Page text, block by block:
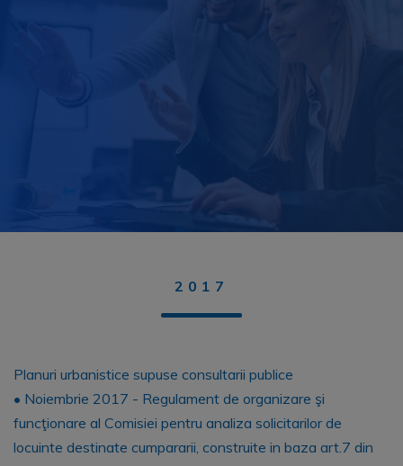
2017
Planuri urbanistice supuse consultarii publice
• Noiembrie 2017 - Regulament de organizare şi
funcţionare al Comisiei pentru analiza solicitarilor de
locuinte destinate cumpararii, construite in baza art.7 din